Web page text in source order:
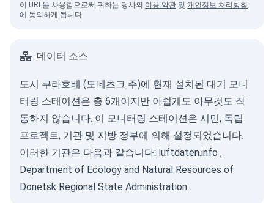
이 URL을 사용함으로써 귀하는 당사의 이용 약관 및 개인정보 처리방침
에 동의하게 됩니다.
데이터 소스
도시 쿠라호베 (도네츠크 주)에 현재 설치된 대기 모니
터링 스테이션은 총 6개이지만 아쉽게도 아무것도 작
동하지 않습니다. 이 모니터링 스테이션은 시민, 독립
프로젝트, 기관 및 지방 정부에 의해 설정되었습니다.
이러한 기관은 다음과 같습니다: luftdaten.info ,
Department of Ecology and Natural Resources of
Donetsk Regional State Administration .